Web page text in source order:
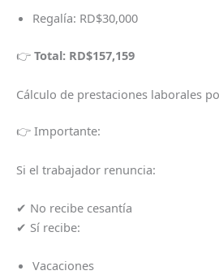
Regalía: RD$30,000
👉 Total: RD$157,159
Cálculo de prestaciones laborales
👉 Importante:
Si el trabajador renuncia:
✔ No recibe cesantía
✔ Sí recibe:
Vacaciones